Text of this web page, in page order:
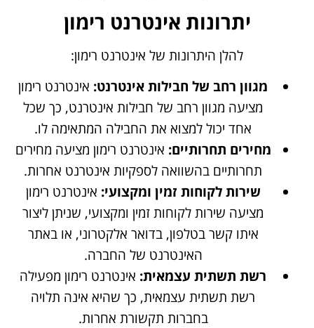
יתרונות אינטרנט רימון
להלן היתרונות של אינטרנט רימון:
מגוון רחב של חבילות אינטרנט: אינטרנט רימון
מציעה מגוון רחב של חבילות אינטרנט, כך שכל
אחד יכול למצוא את החבילה המתאימה לו.
מחירים תחרותיים: אינטרנט רימון מציעה מחירים
תחרותיים בהשוואה לספקיות אינטרנט אחרות.
שירות לקוחות זמין ומקצועי: אינטרנט רימון
מציעה שירות לקוחות זמין ומקצועי, שניתן ליצור
איתו קשר בטלפון, בדואר אלקטרוני, או באתר
האינטרנט של החברה.
רשת תשתית עצמאית: אינטרנט רימון מפעילה
רשת תשתית עצמאית, כך שהיא אינה תלויה
בחברות תקשורת אחרות.